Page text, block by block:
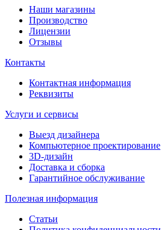
Наши магазины
Производство
Лицензии
Отзывы
Контакты
Контактная информация
Реквизиты
Услуги и сервисы
Выезд дизайнера
Компьютерное проектирование
3D-дизайн
Доставка и сборка
Гарантийное обслуживание
Полезная информация
Статьи